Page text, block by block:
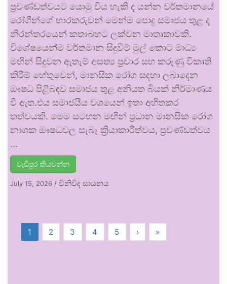
ප්‍රචණ්ඩත්වයට යොමු විය හැකි ද යන්න වර්තමානයේ
රෝගීන්ගේ භාරකරුවන් මෙන්ම පොදු සමාජය තුළ ද
නිරන්තරයෙන් කතාබහට ලක්වන මාතෘකාවකි.
විශේෂයෙන්ම වර්තමාන සිදුවීම් මුල් කොට මාධ්‍ය
මඟින් සිදුවන ඇතැම් අසත්‍ය ප්‍රචාර සහ කරුණු විකෘති
කිරීම් හේතුවෙන්, මානසික රෝග සඳහා ලබාදෙන
ඖෂධ පිළිබඳව සමාජය තුළ අනියත බියක් නිර්මාණය
වී ඇත.එය සමාජයීය වශයෙන් ඉතා අහිතකර
තත්වයකි. මෙම සටහන මඟින් ප්‍රධාන මානසික රෝග
නාශක ඖෂධවල සැබෑ ක්‍රියාකාරීත්වය, ප්‍රචණ්ඩත්වය
…
වැඩිපුර කියවන්න
July 15, 2026 / විනිවිද සායනය
1 2 3 4 5 › »